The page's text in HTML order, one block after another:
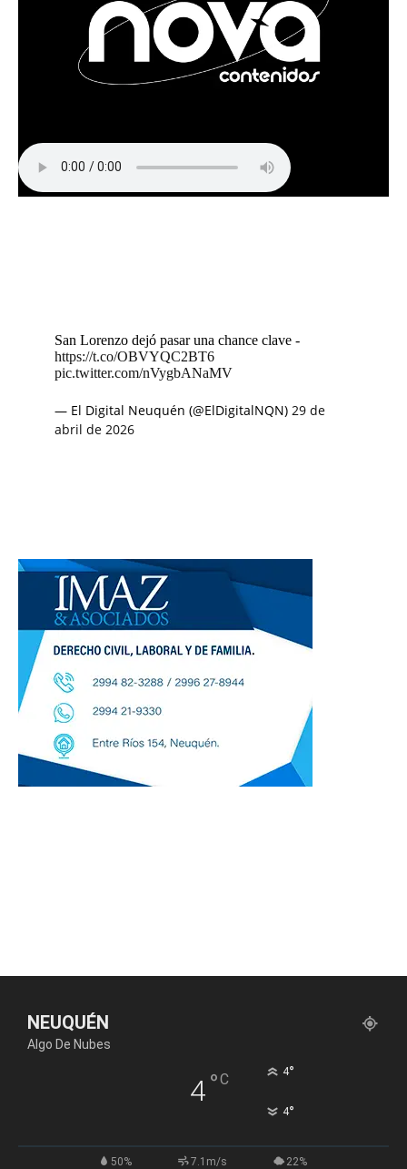
San Lorenzo dejó pasar una chance clave -
https://t.co/OBVYQC2BT6
pic.twitter.com/nVygbANaMV
— El Digital Neuquén (@ElDigitalNQN) 29 de
abril de 2026
NEUQUÉN
Algo De Nubes
4°C 4°
4°
50% 7.1m/s 22%